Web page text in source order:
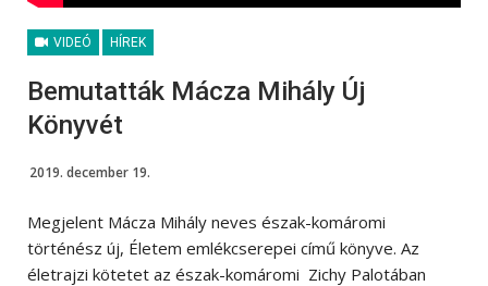
VIDEÓ HÍREK
Bemutatták Mácza Mihály Új
Könyvét
2019. december 19.
Megjelent Mácza Mihály neves észak-komáromi
történész új, Életem emlékcserepei című könyve. Az
életrajzi kötetet az észak-komáromi Zichy Palotában